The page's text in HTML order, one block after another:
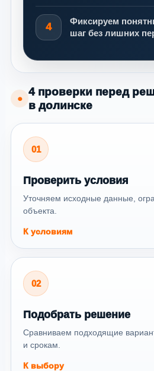
4
Фиксируем
шаг без лишних
●
4 проверки перед
в долинске
01
Проверить условия
Уточняем исходные данные,
объекта.
К условиям
02
Подобрать решение
Сравниваем подходящие
и срокам.
К выбору